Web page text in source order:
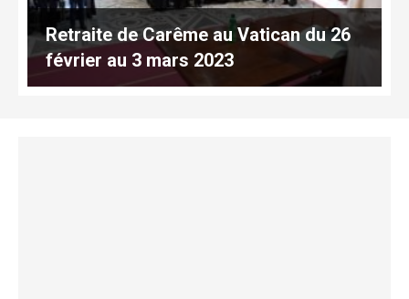
Retraite de Carême au Vatican du 26
février au 3 mars 2023